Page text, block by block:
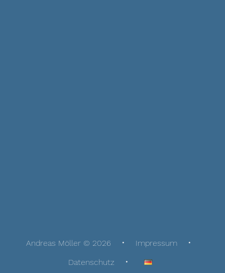
Andreas Möller © 2026
Impressum
Datenschutz